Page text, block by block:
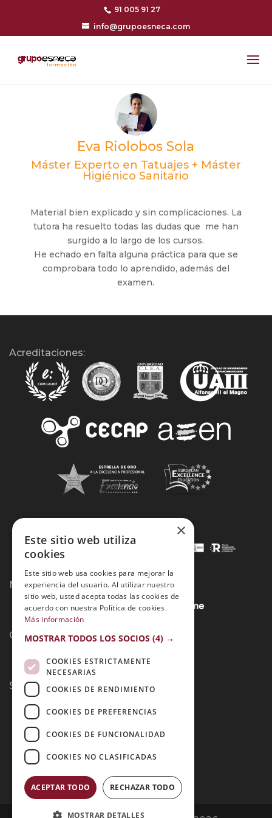
91 005 91 27
info@grupoesneca.com
Eva Riolobos Sola
Máster Experto en Tatuajes + Máster
Higiénico Sanitario
Material bien explicado y sin complicaciones. La
tutora ha resuelto todas las dudas que me han
surgido a lo largo de los cursos.
He echado en falta alguna práctica para que se
comprobara todo lo aprendido, además del
examen.
Acreditaciones:
Métodos de Pago:
Contacto:
Síguenos:
×
Este sitio web utiliza
cookies
Este sitio web usa cookies para mejorar la
experiencia del usuario. Al utilizar nuestro
sitio web, usted acepta todas las cookies de
acuerdo con nuestra Política de cookies.
Más información
MOSTRAR TODOS LOS SOCIOS (4) →
COOKIES ESTRICTAMENTE
NECESARIAS
COOKIES DE RENDIMIENTO
COOKIES DE PREFERENCIAS
COOKIES DE FUNCIONALIDAD
COOKIES NO CLASIFICADAS
ACEPTAR TODO RECHAZAR TODO
MOSTRAR DETALLES